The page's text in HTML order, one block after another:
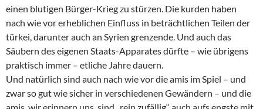
einen blutigen Bürger-Krieg zu stürzen. Die kurden haben
nach wie vor erheblichen Einfluss in beträchtlichen Teilen der
türkei, darunter auch an Syrien grenzende. Und auch das
Säubern des eigenen Staats-Apparates dürfte – wie übrigens
praktisch immer – etliche Jahre dauern.
Und natürlich sind auch nach wie vor die amis im Spiel – und
zwar so gut wie sicher in verschiedenen Gewändern – und die